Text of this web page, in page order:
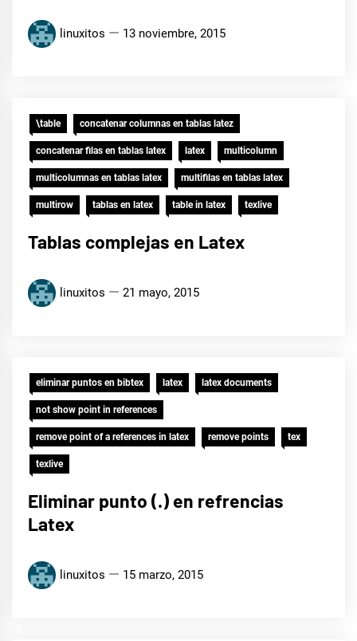
linuxitos 13 noviembre, 2015
\table concatenar columnas en tablas latez
concatenar filas en tablas latex latex multicolumn
multicolumnas en tablas latex multifilas en tablas latex
multirow tablas en latex table in latex texlive
Tablas complejas en Latex
linuxitos 21 mayo, 2015
eliminar puntos en bibtex latex latex documents
not show point in references
remove point of a references in latex remove points tex
texlive
Eliminar punto (.) en refrencias
Latex
linuxitos 15 marzo, 2015